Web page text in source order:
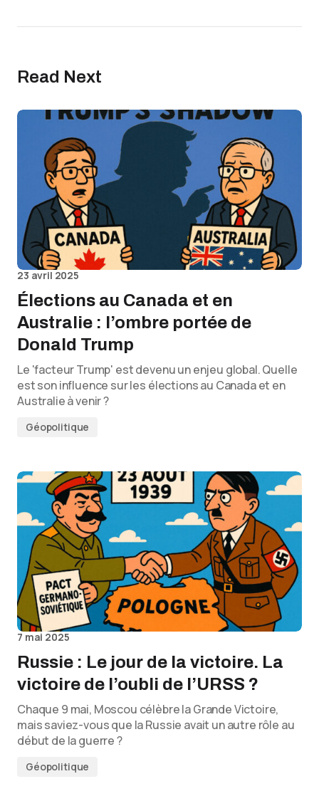
Read Next
23 avril 2025
Élections au Canada et en
Australie : l’ombre portée de
Donald Trump
Le 'facteur Trump' est devenu un enjeu global. Quelle
est son influence sur les élections au Canada et en
Australie à venir ?
Géopolitique
7 mai 2025
Russie : Le jour de la victoire. La
victoire de l’oubli de l’URSS ?
Chaque 9 mai, Moscou célèbre la Grande Victoire,
mais saviez-vous que la Russie avait un autre rôle au
début de la guerre ?
Géopolitique